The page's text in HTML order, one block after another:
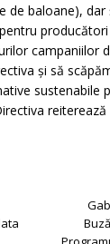
baloane),
campaniilor
și să
sustenabile